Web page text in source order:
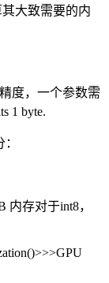
大致需要的内
度，一个参数需
1 byte.
内存对于int8，